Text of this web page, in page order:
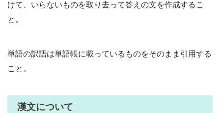
けて、いらないものを取り去って答えの文を作成するこ
と。
単語の訳語は単語帳に載っているものをそのまま引用する
こと。
漢文について